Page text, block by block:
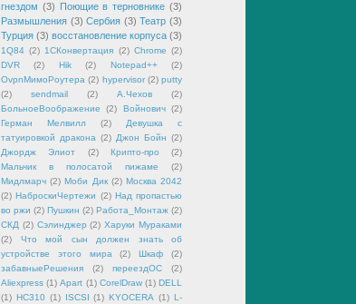
гнездом (3) Поющие в терновнике (3)
Размышления (3) Сербия (3) Театр (3)
Турция (3) восстановление корпуса (3)
1Q84 (2) 1СКонвертация (2) Chrome (2)
DVR
(2) Hik (2) Notepad++
(2)
OvpnМимоРоутера (2) hypervisor (2) putty
(2)
sendmail (2) А.Чехов
(2)
БольноеВоображение
(2) Войнович (2)
Герман Мелвилл
(2)
Девушка с
татуировкой дракона (2) Джон Бойн (2)
Джордж Элиот
(2) Крипто-про
(2)
Мальчик в полосатой пижаме
(2)
Мидлмарч (2) Моби Дик (2) Москва 2042
(2) НаброскиЧертежи (2) Над пропастью
во ржи (2) Пушкин (2) Работа_Монтаж (2)
СКД (2) Сэлинджер (2) Харуки Мураками
(2)
Что мой сын должен знать об
устройстве этого мира
(2) Шкаф
(2)
забавныеРешения
(2) переездОС
(2)
Aliexpress (1) Apart (1) CorelDraw (1) DELL
(1) HC310 (1) ISCSI (1) KYOCERA (1) L-